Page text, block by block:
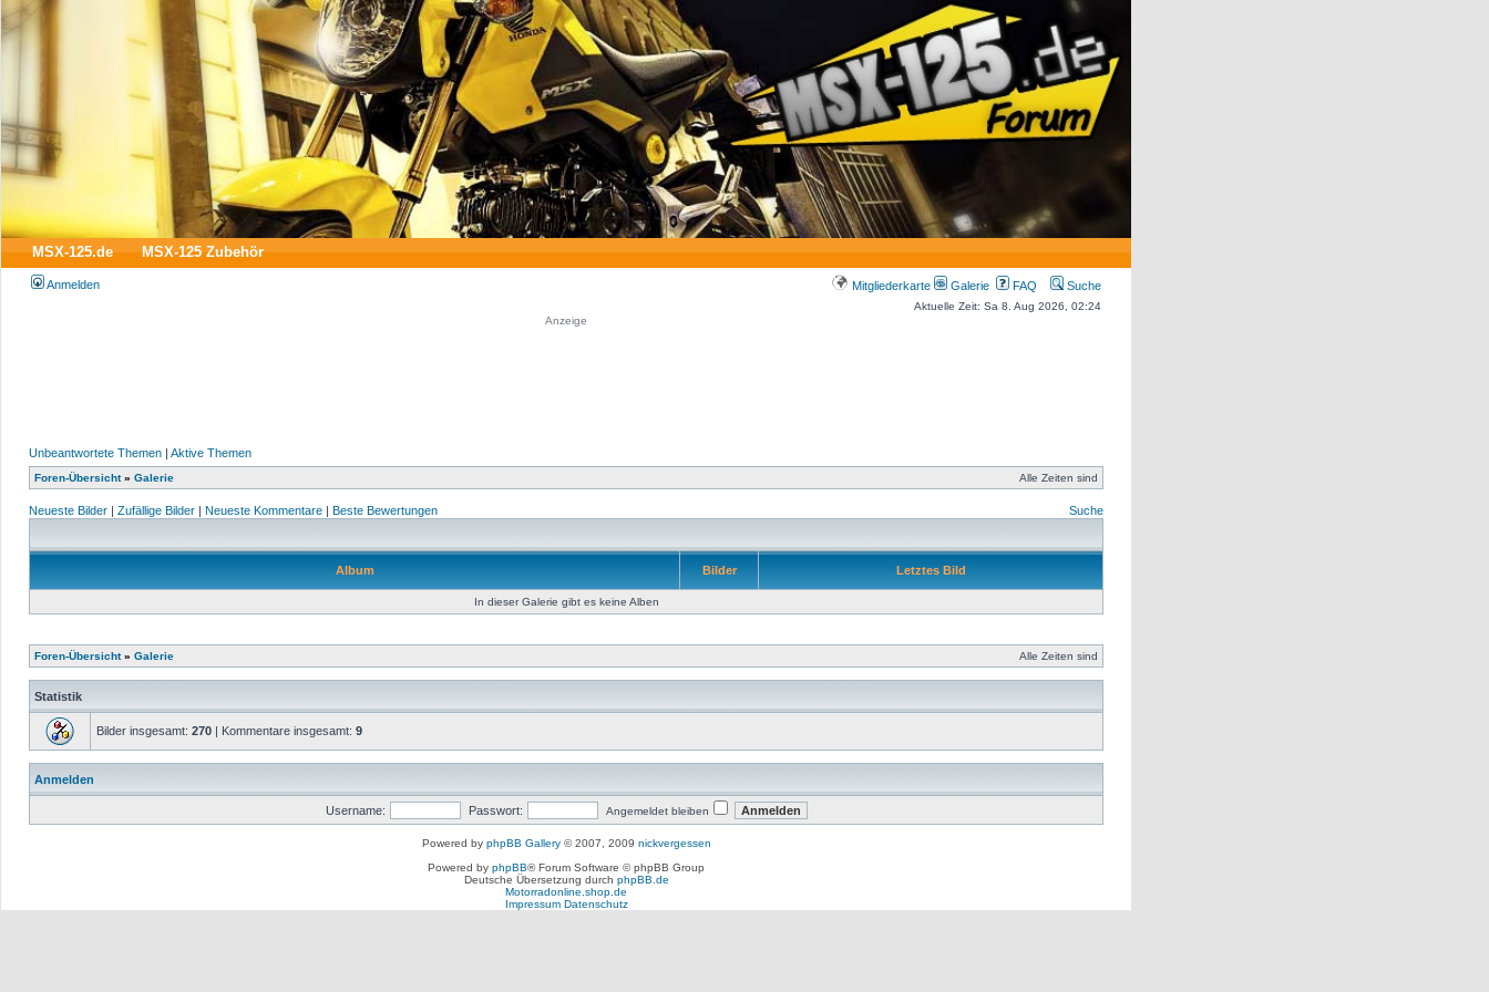
MSX-125.de MSX-125 Zubehör
Anmelden Mitgliederkarte Galerie FAQ Suche
Aktuelle Zeit: Sa 8. Aug 2026, 02:24
Anzeige
Unbeantwortete Themen | Aktive Themen
Foren-Übersicht» Galerie Alle Zeiten sind
Neueste Bilder | Zufällige Bilder | Neueste Kommentare | Beste Bewertungen Suche
Album Bilder Letztes Bild
In dieser Galerie gibt es keine Alben
Foren-Übersicht» Galerie Alle Zeiten sind
Statistik
Bilder insgesamt: 270 | Kommentare insgesamt: 9
Anmelden
Username: Passwort: Angemeldet bleiben
Powered by phpBB Gallery© 2007, 2009 nickvergessen
Powered by phpBB® Forum Software © phpBB Group
Deutsche Übersetzung durch phpBB.de
Motorradonline.shop.de
Impressum Datenschutz